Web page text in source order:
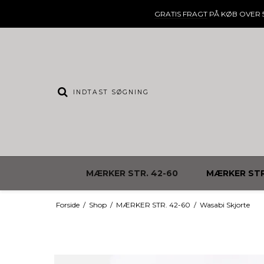
GRATIS FRAGTPÅ KØB OVER
MÆRKER STR. 42-60 MÆRKER
Forside / Shop / MÆRKER STR. 42-60 / Wasabi Skjorte